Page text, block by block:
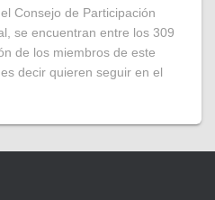
Consejo de Participación
se encuentran entre los 309
de los miembros de este
decir quieren seguir en el